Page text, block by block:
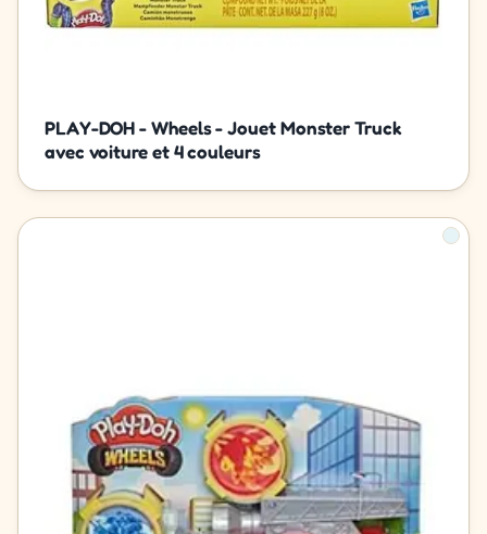
PLAY-DOH - Wheels - Jouet Monster Truck
avec voiture et 4 couleurs